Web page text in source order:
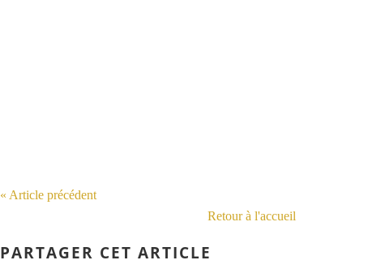
« Article précédent
Retour à l'accueil
PARTAGER CET ARTICLE